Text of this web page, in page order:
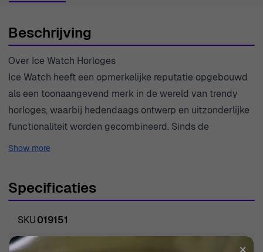
Beschrijving
Over Ice Watch Horloges
Ice Watch heeft een opmerkelijke reputatie opgebouwd
als een toonaangevend merk in de wereld van trendy
horloges, waarbij hedendaags ontwerp en uitzonderlijke
functionaliteit worden gecombineerd. Sinds de
oprichting heeft het merk zich gericht op het creëren van
en toont speelse kleuren en innovatieve ontwerpen die
zoek zijn naar veelzijdige, casual elegantie. Ice Watch
stelt zich ten doel zelfexpressie te bevorderen met
Show more
Specificaties
SKU019151
EAN